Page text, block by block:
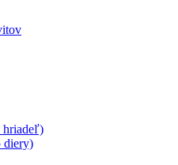
hriadeľ)
diery)